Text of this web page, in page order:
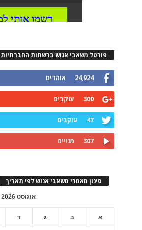
פורטל משאבי אנוש ברשתות החברתיות
24,924 אוהדים
300 עוקבים
47 עוקבים
307 מנויים
סינון מאמרי משאבי אנוש לפי תאריך
אוגוסט 2026
א ב ג ד